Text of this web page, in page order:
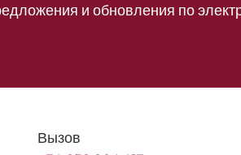
и обновления по
Вызов